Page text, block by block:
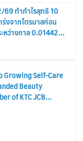
69 ทำกำไรสุทธิ 10
งจากไตรมาสก่อน
หว่างกาล 0.014423
มุ่งเติบโตต่อเนื่อง
Growing Self-Care
Beauty
of KTC JCB
on